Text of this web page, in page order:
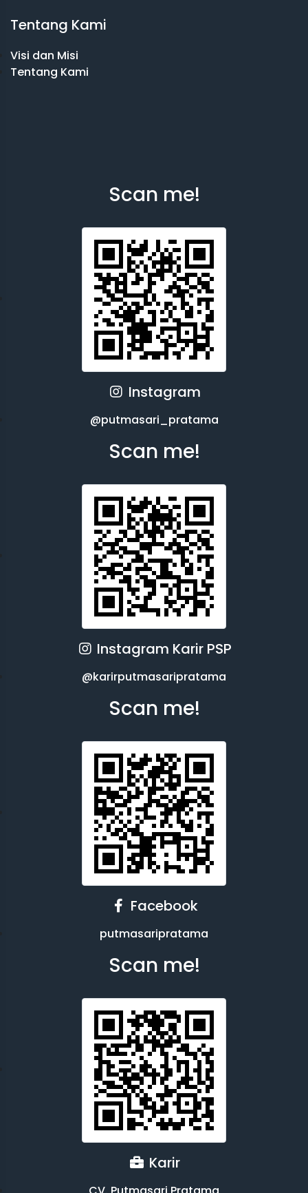
Tentang Kami
Visi dan Misi
Tentang Kami
Scan me!
Instagram
@putmasari_pratama
Scan me!
Instagram Karir PSP
@karirputmasaripratama
Scan me!
Facebook
putmasaripratama
Scan me!
Karir